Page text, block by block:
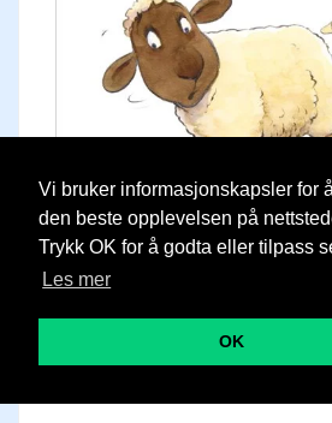
Vi bruker informasjonskapsler for
den beste opplevelsen på
Trykk OK for å godta eller tilpass
Les mer
OK
Bibelfortelling for de minste